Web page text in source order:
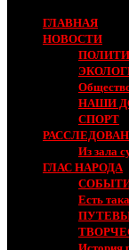
ГЛАВНАЯ
НОВОСТИ
НАШИ
СПОРТ
Из зала
ГЛАС НАРОДА
Есть